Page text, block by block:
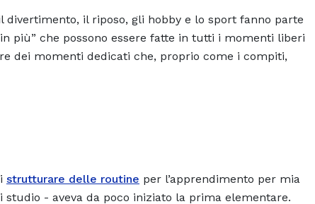
divertimento, il riposo, gli hobby e lo sport fanno parte
più” che possono essere fatte in tutti i momenti liberi
dei momenti dedicati che, proprio come i compiti,
strutturare delle routine per l’apprendimento per mia
- aveva da poco iniziato la prima elementare.